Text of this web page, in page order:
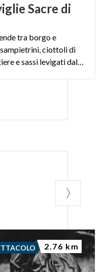
Sacre di
tra borgo e
ciottoli di
vecchie mulattiere e sassi levigati dalla Ravella.
2.76 km